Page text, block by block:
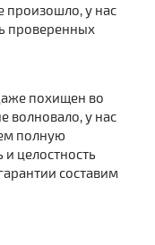
произошло, у нас
проверенных
похищен во
волновало, у нас
полную
и целостность
составим